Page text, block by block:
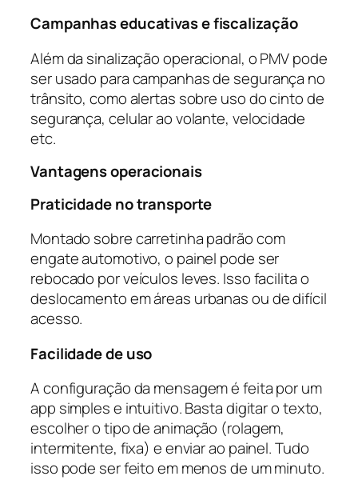
Campanhas educativas e fiscalização
Além da sinalização operacional, o PMV pode
ser usado para campanhas de segurança no
trânsito, como alertas sobre uso do cinto de
segurança, celular ao volante, velocidade
etc.
Vantagens operacionais
Praticidade no transporte
Montado sobre carretinha padrão com
engate automotivo, o painel pode ser
rebocado por veículos leves. Isso facilita o
deslocamento em áreas urbanas ou de difícil
acesso.
Facilidade de uso
A configuração da mensagem é feita por um
app simples e intuitivo. Basta digitar o texto,
escolher o tipo de animação (rolagem,
intermitente, fixa) e enviar ao painel. Tudo
isso pode ser feito em menos de um minuto.